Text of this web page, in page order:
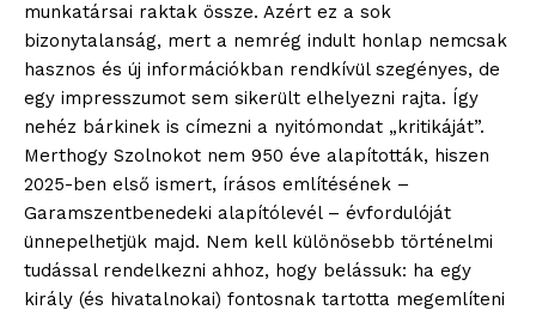
munkatársai raktak össze. Azért ez a sok
bizonytalanság, mert a nemrég indult honlap nemcsak
hasznos és új információkban rendkívül szegényes, de
egy impresszumot sem sikerült elhelyezni rajta. Így
nehéz bárkinek is címezni a nyitómondat „kritikáját”.
Merthogy Szolnokot nem 950 éve alapították, hiszen
2025-ben első ismert, írásos említésének –
Garamszentbenedeki alapítólevél – évfordulóját
ünnepelhetjük majd. Nem kell különösebb történelmi
tudással rendelkezni ahhoz, hogy belássuk: ha egy
király (és hivatalnokai) fontosnak tartotta megemlíteni